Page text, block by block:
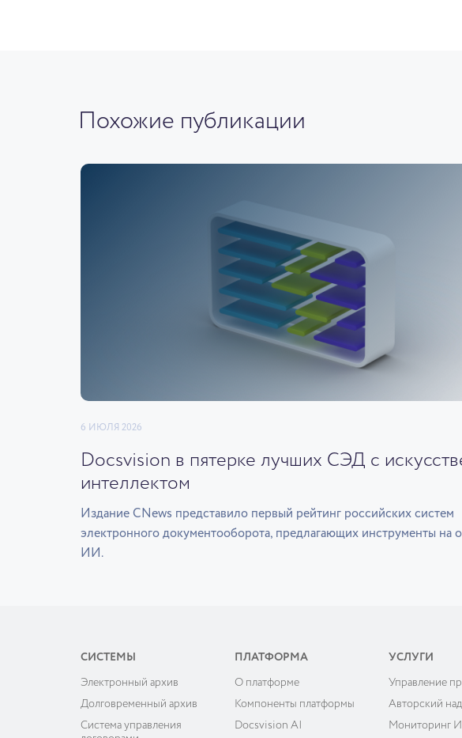
Похожие публикации
6 ИЮЛЯ 2026
Docsvision в пятерке лучших СЭД с
интеллектом
Издание CNews представило первый рейтинг российских систем
электронного документооборота, предлагающих инструменты на
ИИ.
СИСТЕМЫ
Электронный архив
Долговременный архив
Система управления
ПЛАТФОРМА
О платформе
Компоненты платформы
Docsvision AI
УСЛУГИ
Управление
Авторский
Мониторинг